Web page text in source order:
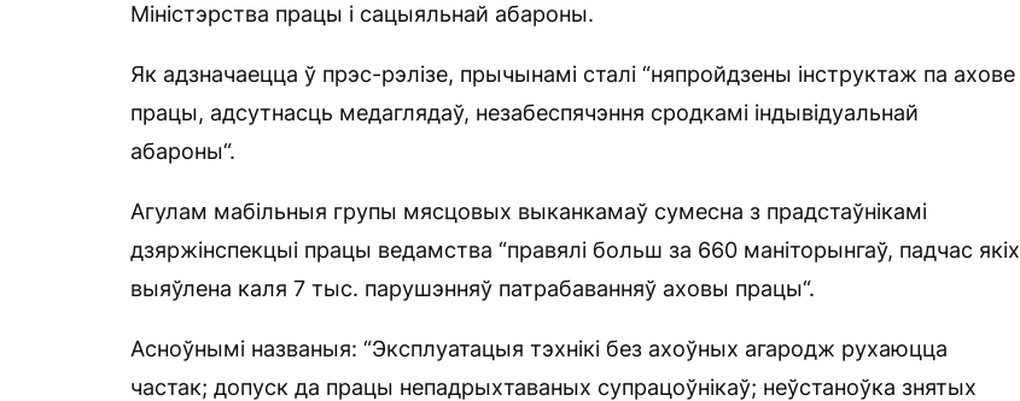
Міністэрства працы і сацыяльнай абароны.
Як адзначаецца ў прэс-рэлізе, прычынамі сталі “няпройдзены інструктаж па ахове
працы, адсутнасць медаглядаў, незабеспячэння сродкамі індывідуальнай
абароны“.
Агулам мабільныя групы мясцовых выканкамаў сумесна з прадстаўнікамі
дзяржінспекцыі працы ведамства “правялі больш за 660 маніторынгаў, падчас якіх
выяўлена каля 7 тыс. парушэнняў патрабаванняў аховы працы“.
Асноўнымі названыя: “Эксплуатацыя тэхнікі без ахоўных агародж рухаюцца
частак; допуск да працы непадрыхтаваных супрацоўнікаў; неўстаноўка знятых